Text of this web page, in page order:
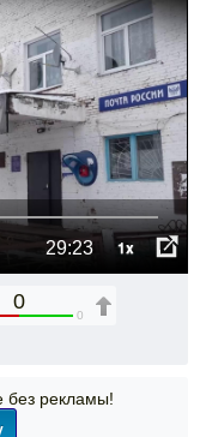
29:23 1x
0
0
без рекламы!